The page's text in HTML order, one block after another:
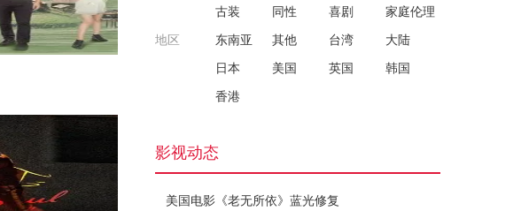
古装
同性 喜剧
家庭伦理
地区
东南亚 其他 台湾
大陆
日本
美国 英国
韩国
香港
影视动态
美国电影《老无所依》蓝光修复